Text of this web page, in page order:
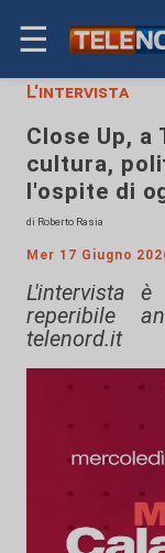
☰
L'intervista
Close Up,
cultura,
l'ospite di
di Roberto Rasia
Mer 17 Giugno
L'intervista
reperibile
telenord.it